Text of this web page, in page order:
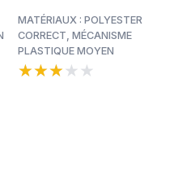
MATÉRIAUX : POLYESTER
CORRECT, MÉCANISME
PLASTIQUE MOYEN
★★★★★
★★★★★